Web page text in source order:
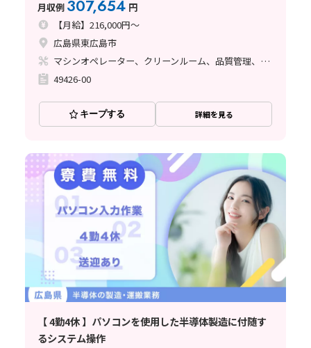
月収例 307,654 円
【月給】216,000円～
広島県東広島市
マシンオペレーター、クリーンルーム、品質管理、座り作業、立ち作業
49426-00
キープする 詳細を見る
【 4勤4休 】パソコンを使用した半導体製造に付随す
るシステム操作